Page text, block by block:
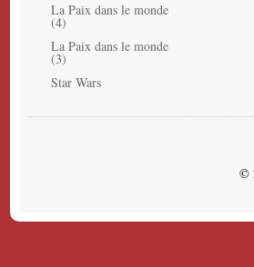
La Paix dans le monde
(4)
La Paix dans le monde
(3)
Star Wars
©